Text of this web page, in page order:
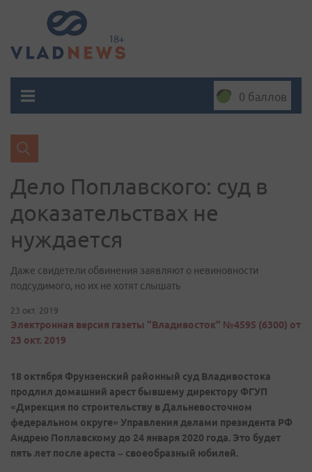
0 баллов
Дело Поплавского: суд в
доказательствах не
нуждается
Даже свидетели обвинения заявляют о невиновности
подсудимого, но их не хотят слышать
23 окт. 2019
Электронная версия газеты "Владивосток" №4595 (6300) от
23 окт. 2019
18 октября Фрунзенский районный суд Владивостока
продлил домашний арест бывшему директору ФГУП
«Дирекция по строительству в Дальневосточном
федеральном округе» Управления делами президента РФ
Андрею Поплавскому до 24 января 2020 года. Это будет
пять лет после ареста – своеобразный юбилей.